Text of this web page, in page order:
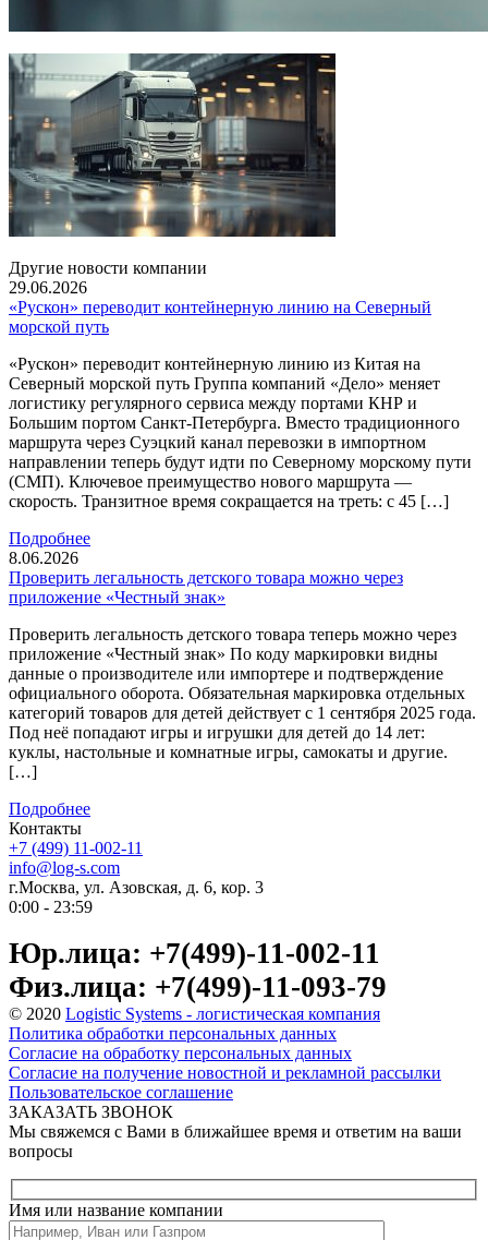
Другие новости компании
29.06.2026
«Рускон» переводит контейнерную линию на Северный
морской путь
«Рускон» переводит контейнерную линию из Китая на
Северный морской путь Группа компаний «Дело» меняет
логистику регулярного сервиса между портами КНР и
Большим портом Санкт-Петербурга. Вместо традиционного
маршрута через Суэцкий канал перевозки в импортном
направлении теперь будут идти по Северному морскому пути
(СМП). Ключевое преимущество нового маршрута —
скорость. Транзитное время сокращается на треть: с 45 […]
Подробнее
8.06.2026
Проверить легальность детского товара можно через
приложение «Честный знак»
Проверить легальность детского товара теперь можно через
приложение «Честный знак» По коду маркировки видны
данные о производителе или импортере и подтверждение
официального оборота. Обязательная маркировка отдельных
категорий товаров для детей действует с 1 сентября 2025 года.
Под неё попадают игры и игрушки для детей до 14 лет:
куклы, настольные и комнатные игры, самокаты и другие.
[…]
Подробнее
Контакты
+7 (499) 11-002-11
info@log-s.com
г.Москва, ул. Азовская, д. 6, кор. 3
0:00 - 23:59
Юр.лица: +7(499)-11-002-11
Физ.лица: +7(499)-11-093-79
© 2020 Logistic Systems - логистическая компания
Политика обработки персональных данных
Согласие на обработку персональных данных
Согласие на получение новостной и рекламной рассылки
Пользовательское соглашение
ЗАКАЗАТЬ ЗВОНОК
Мы свяжемся с Вами в ближайшее время и ответим на ваши
вопросы
Имя или название компании